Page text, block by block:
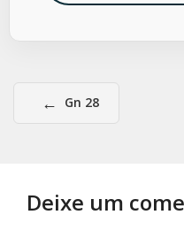
← Gn 28
Deixe um